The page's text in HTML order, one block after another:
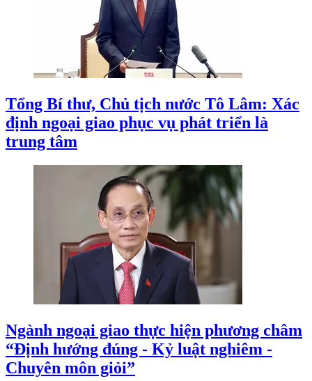
Tổng Bí thư, Chủ tịch nước Tô Lâm: Xác
định ngoại giao phục vụ phát triển là
trung tâm
Ngành ngoại giao thực hiện phương châm
“Định hướng đúng - Kỷ luật nghiêm -
Chuyên môn giỏi”